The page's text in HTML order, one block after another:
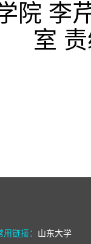
学院
室
用链接： 山东大学